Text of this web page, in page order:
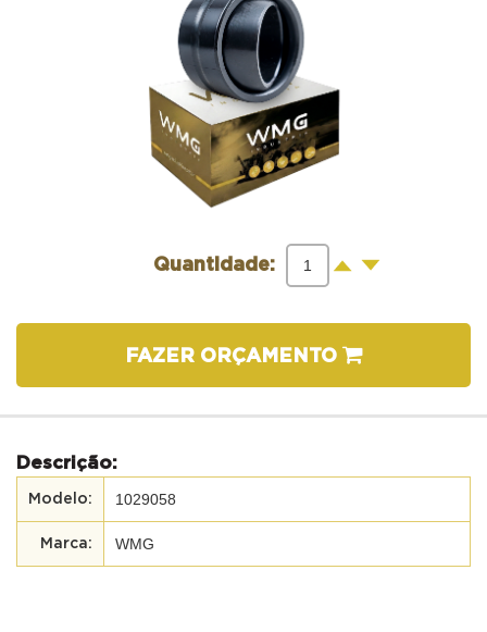
Quantidade: + -
FAZER ORÇAMENTO
Descrição:
1029058
WMG